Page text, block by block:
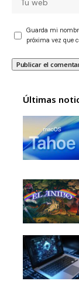
Guarda mi
próxima vez que
Últimas